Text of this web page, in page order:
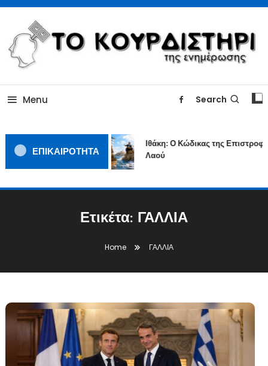
Skip
Content
TOKOURDISTIRI.GR
Menu Search
ΕΠΙΚΑΙΡΟΤΗΤΑ
Ιθάκη: Ο Κώδικας της
Λαού
Ετικέτα: ΓΑΛΛΙΑ
Home ΓΑΛΛΙΑ